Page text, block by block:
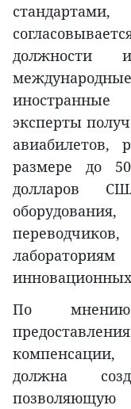
эксперты
авиабилетов,
размере до
долларов
По мнению
должна